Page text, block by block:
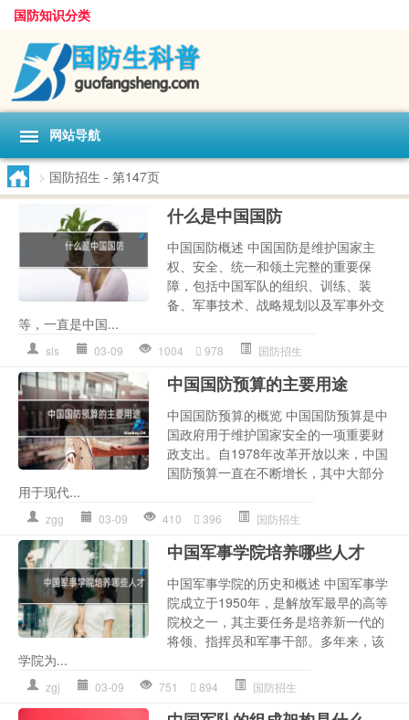
国防知识分类
网站导航
> 国防招生 - 第147页
什么是中国国防
中国国防概述 中国国防是维护国家主
权、安全、统一和领土完整的重要保
障，包括中国军队的组织、训练、装
备、军事技术、战略规划以及军事外交
等，一直是中国...
sls 03-09 1004 978 国防招生
中国国防预算的主要用途
中国国防预算的概览 中国国防预算是中
国政府用于维护国家安全的一项重要财
政支出。自1978年改革开放以来，中国
国防预算一直在不断增长，其中大部分
用于现代...
zgg 03-09 410 396 国防招生
中国军事学院培养哪些人才
中国军事学院的历史和概述 中国军事学
院成立于1950年，是解放军最早的高等
院校之一，其主要任务是培养新一代的
将领、指挥员和军事干部。多年来，该
学院为...
zgj 03-09 751 894 国防招生